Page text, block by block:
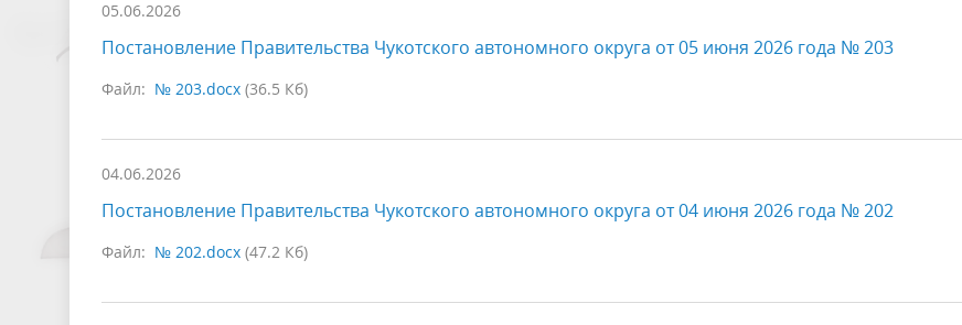
05.06.2026
Постановление Правительства Чукотского автономного округа от 05 июня 2026 года № 203
Файл: № 203.docx (36.5 Кб)
04.06.2026
Постановление Правительства Чукотского автономного округа от 04 июня 2026 года № 202
Файл: № 202.docx (47.2 Кб)